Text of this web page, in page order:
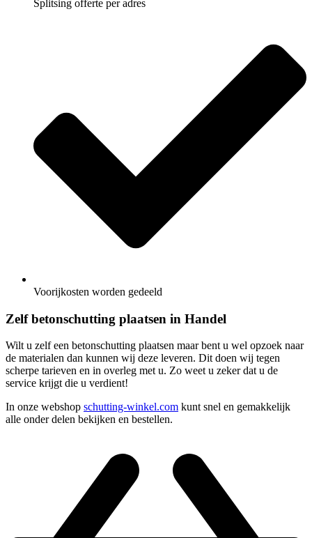
Splitsing offerte per adres
Voorijkosten worden gedeeld
Zelf betonschutting plaatsen in Handel
Wilt u zelf een betonschutting plaatsen maar bent u wel opzoek naar
de materialen dan kunnen wij deze leveren. Dit doen wij tegen
scherpe tarieven en in overleg met u. Zo weet u zeker dat u de
service krijgt die u verdient!
In onze webshop schutting-winkel.com kunt snel en gemakkelijk
alle onder delen bekijken en bestellen.